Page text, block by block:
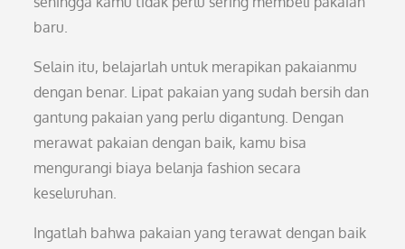
baru.
Selain itu, belajarlah untuk merapikan pakaianmu
dengan benar. Lipat pakaian yang sudah bersih dan
gantung pakaian yang perlu digantung. Dengan
merawat pakaian dengan baik, kamu bisa
mengurangi biaya belanja fashion secara
keseluruhan.
Ingatlah bahwa pakaian yang terawat dengan baik